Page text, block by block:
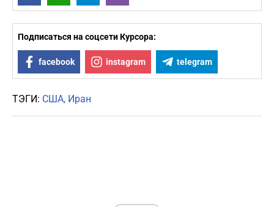
Подписаться на соцсети Курсора:
facebook instagram telegram
ТЭГИ: США Иран